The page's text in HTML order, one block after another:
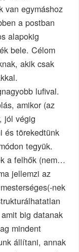
van egymáshoz
a postban
alapokig
bele. Célom
akik csak
lufival.
amikor (az
jól végig
és törekedtünk
tegyük.
a felhők (nem…
jellemzi az
nek
big datanak
mindent
állítani, annak